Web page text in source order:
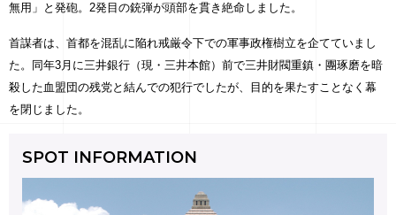
無用」と発砲。2発目の銃弾が頭部を貫き絶命しました。
首謀者は、首都を混乱に陥れ戒厳令下での軍事政権樹立を企てていまし
た。同年3月に三井銀行（現・三井本館）前で三井財閥重鎮・團琢磨を暗
殺した血盟団の残党と結んでの犯行でしたが、目的を果たすことなく幕
を閉じました。
SPOT INFORMATION